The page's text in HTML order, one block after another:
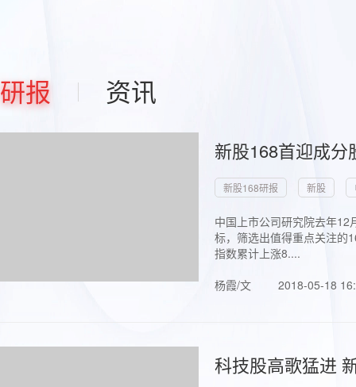
研报 资讯
新股168首迎成
新股168研报 新股
中国上市公司研究院去年
标，筛选出值得重点关注的
指数累计上涨8....
杨霞/文
2018-05-18
科技股高歌猛进